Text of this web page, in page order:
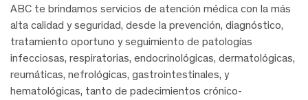
ABC te brindamos servicios de atención médica con la más
alta calidad y seguridad, desde la prevención, diagnóstico,
tratamiento oportuno y seguimiento de patologías
infecciosas, respiratorias, endocrinológicas, dermatológicas,
reumáticas, nefrológicas, gastrointestinales, y
hematológicas, tanto de padecimientos crónico-